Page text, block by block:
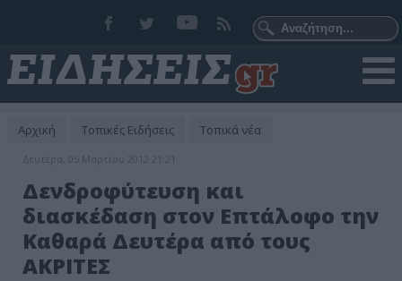
Αρχική Τοπικές Ειδήσεις Τοπικά νέα
Δευτέρα, 05 Μαρτίου 2012 21:21
Δενδροφύτευση και
διασκέδαση στον Επτάλοφο την
Καθαρά Δευτέρα από τους
ΑΚΡΙΤΕΣ